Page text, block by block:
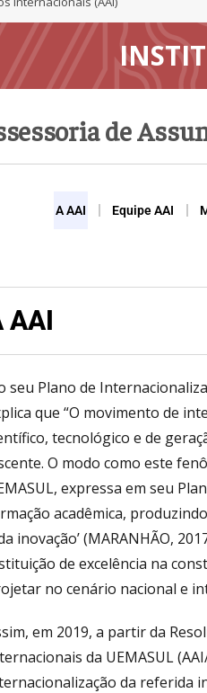
de
A AAI Equipe AAI
AAI
seu Plano de
que “O movimento de
tecnológico e de
O modo como este
expressa em seu
acadêmica,
inovação’ (MARANHÃO,
de excelência na
no cenário nacional e
em 2019, a partir da
da UEMASUL
da referida